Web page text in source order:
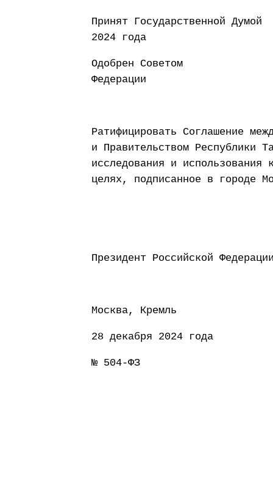
Принят
2024 года
Одобрен Советом
Федерации 20
Ратифицировать Соглашение
и Правительством Республики
исследования и использования
целях, подписанное в городе
Президент
Москва, Кремль
28 декабря 2024 года
№ 504-ФЗ